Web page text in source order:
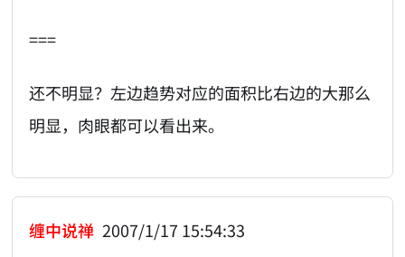
===
还不明显？左边趋势对应的面积比右边的大那么
明显，肉眼都可以看出来。
缠中说禅 2007/1/17 15:54:33